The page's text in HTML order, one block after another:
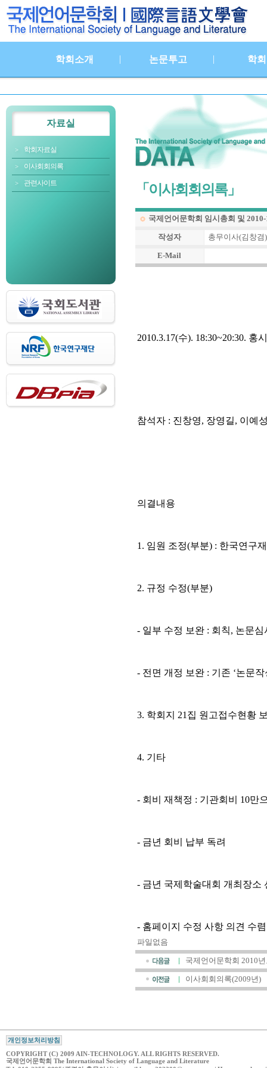
학회소개 | 논문투고 | 학
자료실
학회자료실
이사회회의록
관련사이트
「이사회회의록」
국제언어문학회 임시총회 및
작성자 총무이사(김창겸)
E-Mail
2010.3.17(수). 18:30~20:30. 홍
참석자 : 진창영, 장영길, 이예
의결내용
1. 임원 조정(부분) : 한국연구
2. 규정 수정(부분)
- 일부 수정 보완 : 회칙, 논문
- 전면 개정 보완 : 기존 ‘논문
3. 학회지 21집 원고접수현황
4. 기타
- 회비 재책정 : 기관회비 10만
- 금년 회비 납부 독려
- 금년 국제학술대회 개최장소
- 홈페이지 수정 사항 의견 수렴
파일없음
국제언어문학회 2010
이사회회의록(2009년)
개인정보처리방침
COPYRIGHT (C) 2009 AIN-TECHNOLOGY. ALL RIGHTS RESERVED.
국제언어문학회 The International Society of Language and Literature